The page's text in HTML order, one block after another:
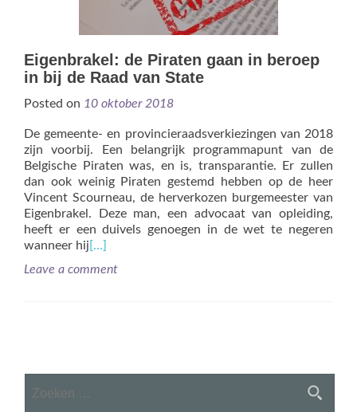
Eigenbrakel: de Piraten gaan in beroep
in bij de Raad van State
Posted on 10 oktober 2018
De gemeente- en provincieraadsverkiezingen van 2018
zijn voorbij. Een belangrijk programmapunt van de
Belgische Piraten was, en is, transparantie. Er zullen
dan ook weinig Piraten gestemd hebben op de heer
Vincent Scourneau, de herverkozen burgemeester van
Eigenbrakel. Deze man, een advocaat van opleiding,
heeft er een duivels genoegen in de wet te negeren
wanneer hij […]
Leave a comment
navigation
naar: